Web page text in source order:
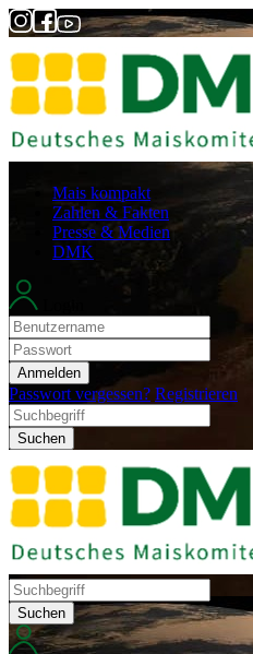
Mais kompakt
Zahlen & Fakten
Presse & Medien
DMK
Anmelden
Passwort vergessen? Registrieren
Suchen
Suchen